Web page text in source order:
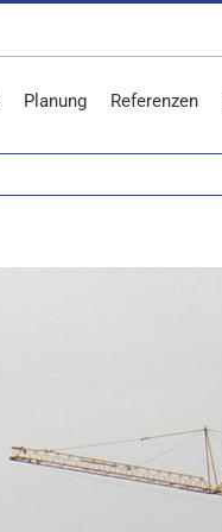
Planung Referenzen